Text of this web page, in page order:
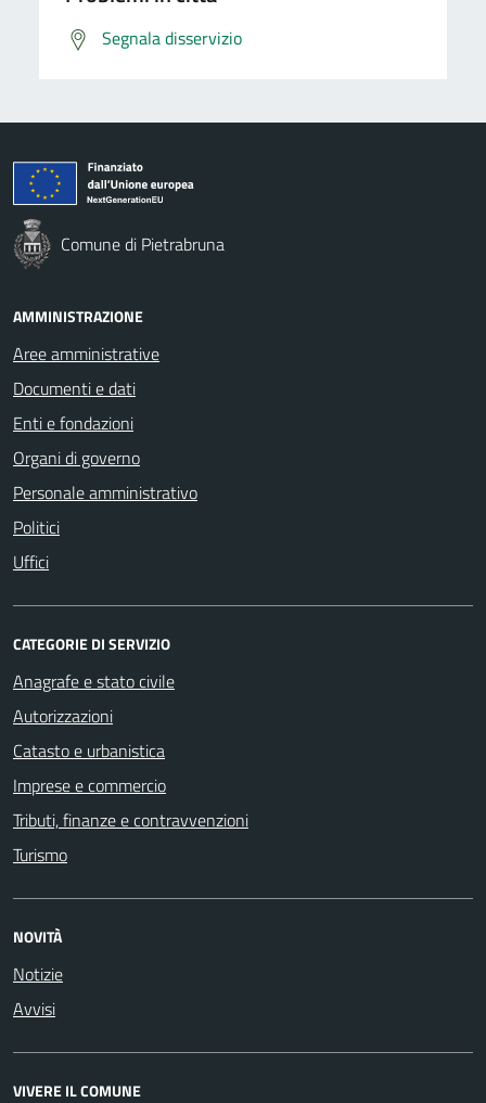
Segnala disservizio
Comune di Pietrabruna
AMMINISTRAZIONE
Aree amministrative
Documenti e dati
Enti e fondazioni
Organi di governo
Personale amministrativo
Politici
Uffici
CATEGORIE DI SERVIZIO
Anagrafe e stato civile
Autorizzazioni
Catasto e urbanistica
Imprese e commercio
Tributi, finanze e contravvenzioni
Turismo
NOVITÀ
Notizie
Avvisi
VIVERE IL COMUNE